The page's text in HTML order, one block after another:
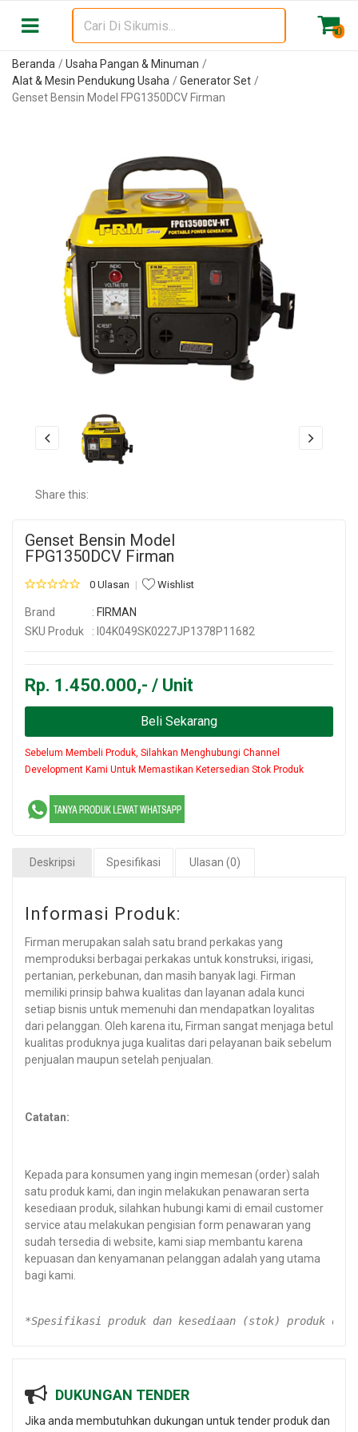
0
Beranda
Usaha Pangan & Minuman
Alat & Mesin Pendukung Usaha
Generator Set
Genset Bensin Model FPG1350DCV Firman
Share this:
Genset Bensin Model
FPG1350DCV Firman
0 Ulasan Wishlist
Brand : FIRMAN
SKU Produk
: I04K049SK0227JP1378P11682
Rp. 1.450.000,- / Unit
Beli Sekarang
Sebelum Membeli Produk, Silahkan Menghubungi Channel
Development Kami Untuk Memastikan Ketersedian Stok Produk
Deskripsi Spesifikasi Ulasan (0)
Informasi Produk:
Firman merupakan salah satu brand perkakas yang
memproduksi berbagai perkakas untuk konstruksi, irigasi,
pertanian, perkebunan, dan masih banyak lagi. Firman
memiliki prinsip bahwa kualitas dan layanan adala kunci
setiap bisnis untuk memenuhi dan mendapatkan loyalitas
dari pelanggan. Oleh karena itu, Firman sangat menjaga betul
kualitas produknya juga kualitas dari pelayanan baik sebelum
penjualan maupun setelah penjualan.
Catatan:
Kepada para konsumen yang ingin memesan (order) salah
satu produk kami, dan ingin melakukan penawaran serta
kesediaan produk, silahkan hubungi kami di email customer
service atau melakukan pengisian form penawaran yang
sudah tersedia di website, kami siap membantu karena
kepuasan dan kenyamanan pelanggan adalah yang utama
bagi kami.
*Spesifikasi produk dan kesediaan (stok) produk
DUKUNGAN TENDER
Jika anda membutuhkan dukungan untuk tender produk dan